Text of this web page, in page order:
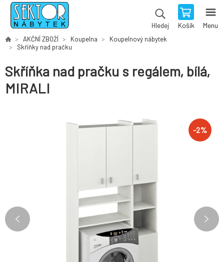
Hledej Košík Menu
AKČNÍ ZBOŽÍ Koupelna
Koupelnový nábytek
Skříňky nad pračku
Skříňka nad pračku s regálem, bílá,
MIRALI
-2%